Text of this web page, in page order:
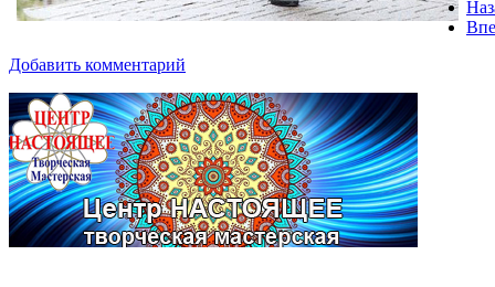
Добавить комментарий